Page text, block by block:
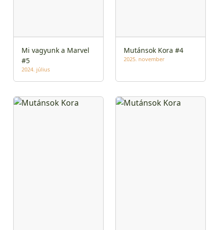
Mi vagyunk a Marvel
#5
2024. július
Mutánsok Kora #4
2025. november